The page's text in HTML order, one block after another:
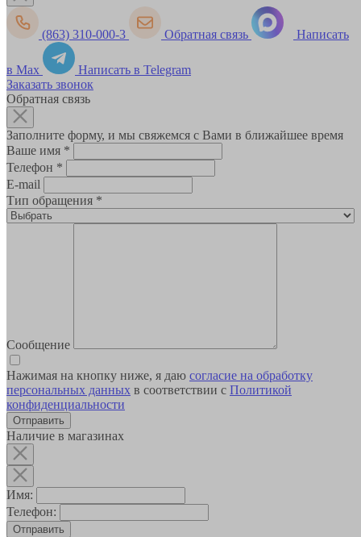
(863) 310-000-3 Обратная связь Написать
в Max
Написать в Telegram
Заказать звонок
Обратная связь
Заполните форму, и мы свяжемся с Вами в ближайшее время
Ваше имя *
Телефон *
E-mail
Тип обращения *
Сообщение
Нажимая на кнопку ниже, я даю согласие на обработку
персональных данных в соответствии с Политикой
конфиденциальности
Наличие в магазинах
Имя:
Телефон:
Отправить